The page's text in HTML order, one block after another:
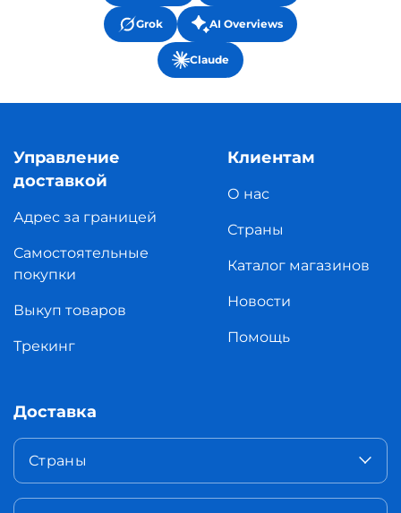
Grok AI Overviews
Claude
Управление
доставкой
Адрес за границей
Самостоятельные
покупки
Выкуп товаров
Трекинг
Клиентам
О нас
Страны
Каталог магазинов
Новости
Помощь
Доставка
Страны